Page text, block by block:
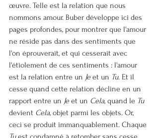
œuvre. Telle est la relation que nous
nommons amour. Buber développe ici des
pages profondes, pour montrer que l'amour
ne réside pas dans des sentiments que
l'on éprouverait, et qui cesserait avec
l'étiolement de ces sentiments : l'amour
est la relation entre un Je et un Tu. Et il
cesse quand cette relation décline en un
rapport entre un Je et un Cela, quand le Tu
devient Cela, objet parmi les objets. Or,
ceci se produit immanquablement. Chaque